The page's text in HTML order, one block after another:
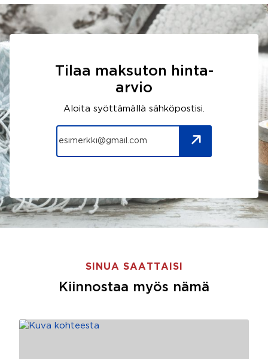
Tilaa maksuton hinta-
arvio
Aloita syöttämällä sähköpostisi.
SINUA SAATTAISI
Kiinnostaa myös nämä